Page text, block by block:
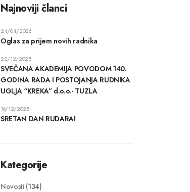
Najnoviji članci
Oglas za prijem novih radnika
24/04/2026
SVEČANA AKADEMIJA POVODOM 140.
GODINA RADA I POSTOJANJA RUDNIKA
UGLJA “KREKA” d.o.o.- TUZLA
22/12/2025
SRETAN DAN RUDARA!
16/12/2025
Kategorije
Novosti(134)